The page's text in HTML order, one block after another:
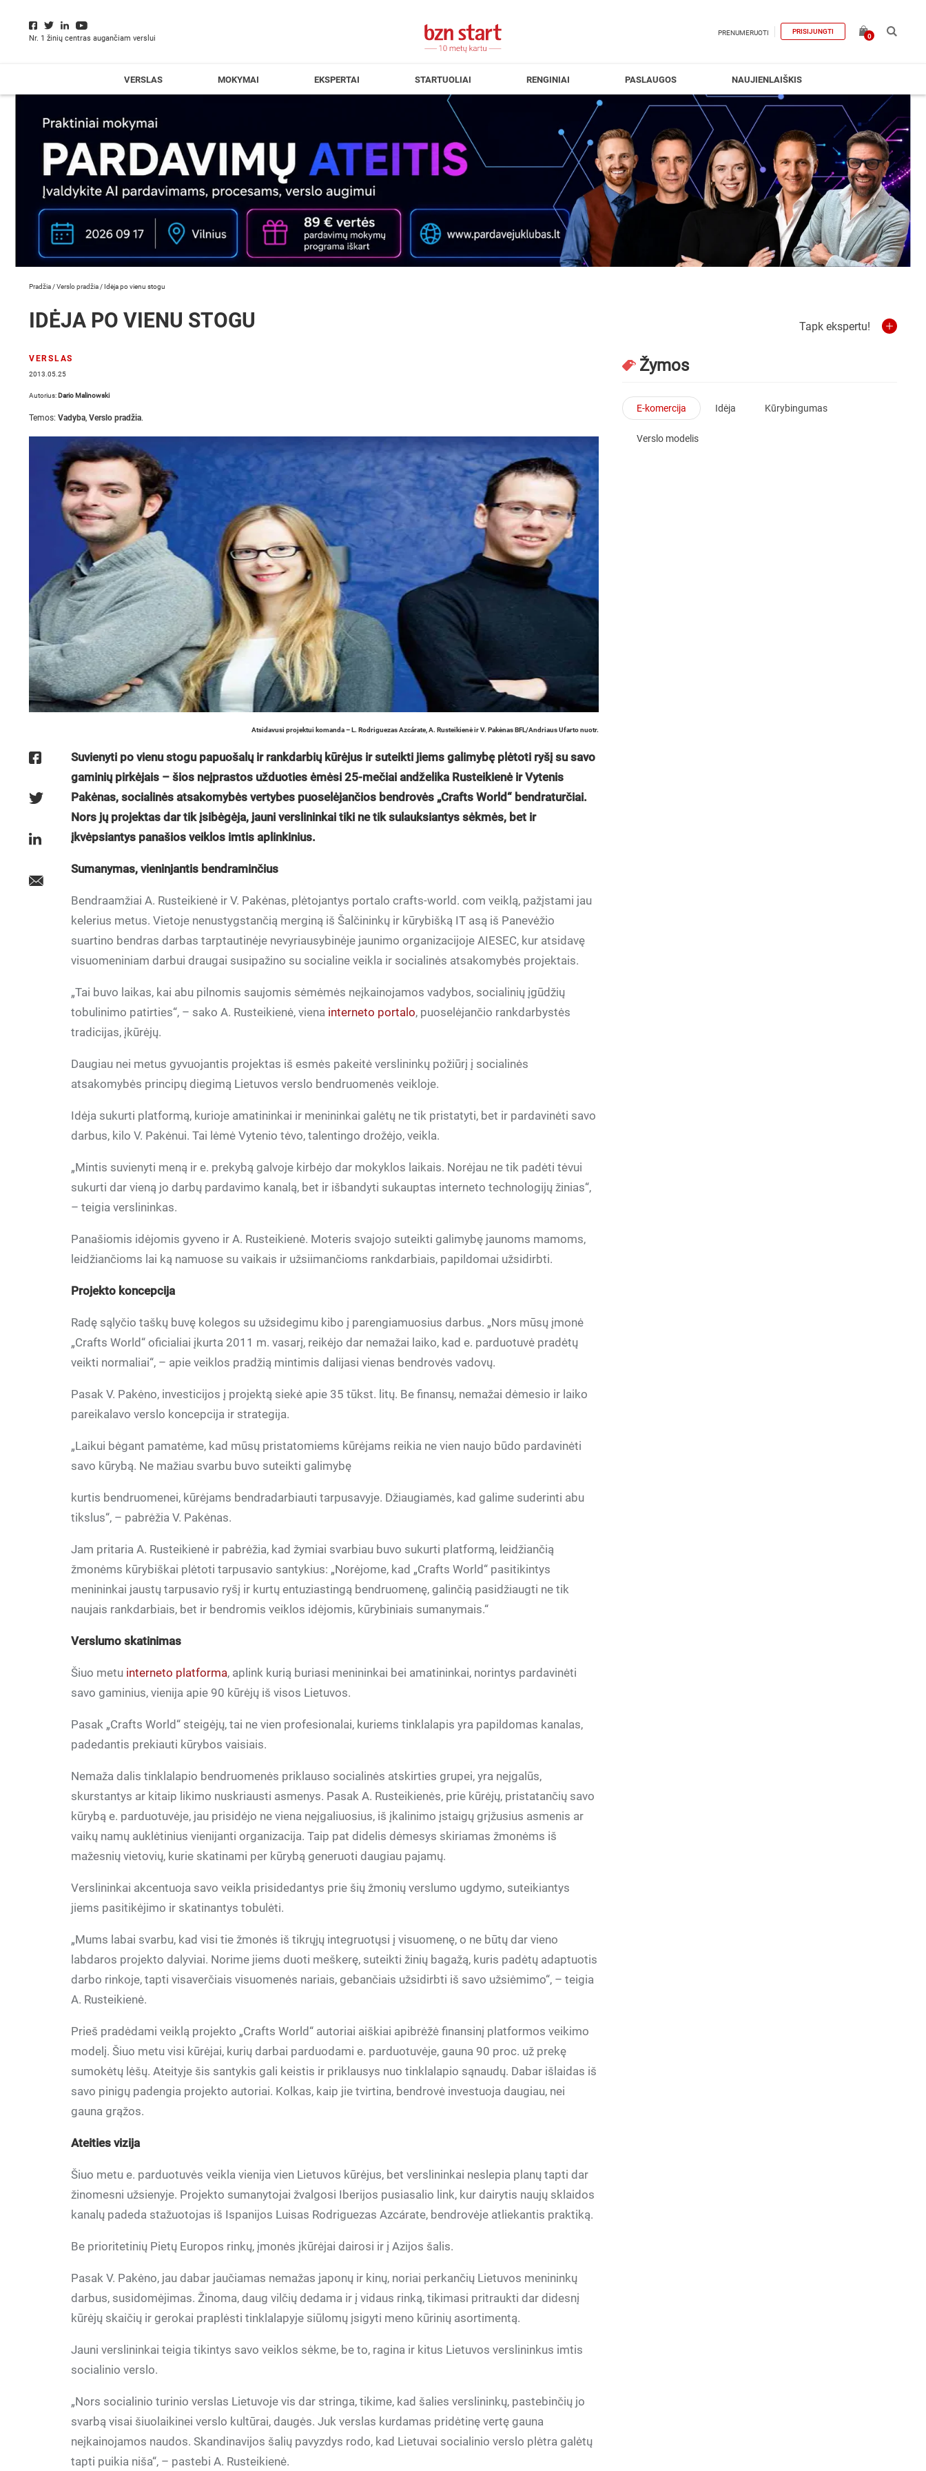
Nr. 1 žinių centras augančiam verslui
PRENUMERUOTI PRISIJUNGTI
0
VERSLAS MOKYMAI EKSPERTAI STARTUOLIAI RENGINIAI PASLAUGOS NAUJIENLAIŠKIS
Pradžia /Verslo pradžia / Idėja po vienu stogu
IDĖJA PO VIENU STOGU
VERSLAS
2013.05.25
Autorius: Dario Malinowski
Temos: Vadyba, Verslo pradžia.
Atsidavusi projektui komanda – L. Rodriguezas Azcárate, A. Rusteikienė ir V. Pakėnas BFL/Andriaus Ufarto nuotr.
Suvienyti po vienu stogu papuošalų ir rankdarbių kūrėjus ir suteikti jiems galimybę plėtoti ryšį su savo
gaminių pirkėjais – šios neįprastos užduoties ėmėsi 25-mečiai andželika Rusteikienė ir Vytenis
Pakėnas, socialinės atsakomybės vertybes puoselėjančios bendrovės „Crafts World“ bendraturčiai.
Nors jų projektas dar tik įsibėgėja, jauni verslininkai tiki ne tik sulauksiantys sėkmės, bet ir
įkvėpsiantys panašios veiklos imtis aplinkinius.
Sumanymas, vieninjantis bendraminčius
Bendraamžiai A. Rusteikienė ir V. Pakėnas, plėtojantys portalo crafts-world. com veiklą, pažįstami jau
kelerius metus. Vietoje nenustygstančią merginą iš Šalčininkų ir kūrybišką IT asą iš Panevėžio
suartino bendras darbas tarptautinėje nevyriausybinėje jaunimo organizacijoje AIESEC, kur atsidavę
visuomeniniam darbui draugai susipažino su socialine veikla ir socialinės atsakomybės projektais.
„Tai buvo laikas, kai abu pilnomis saujomis sėmėmės neįkainojamos vadybos, socialinių įgūdžių
tobulinimo patirties“, – sako A. Rusteikienė, viena interneto portalo, puoselėjančio rankdarbystės
tradicijas, įkūrėjų.
Daugiau nei metus gyvuojantis projektas iš esmės pakeitė verslininkų požiūrį į socialinės
atsakomybės principų diegimą Lietuvos verslo bendruomenės veikloje.
Idėja sukurti platformą, kurioje amatininkai ir menininkai galėtų ne tik pristatyti, bet ir pardavinėti savo
darbus, kilo V. Pakėnui. Tai lėmė Vytenio tėvo, talentingo drožėjo, veikla.
„Mintis suvienyti meną ir e. prekybą galvoje kirbėjo dar mokyklos laikais. Norėjau ne tik padėti tėvui
sukurti dar vieną jo darbų pardavimo kanalą, bet ir išbandyti sukauptas interneto technologijų žinias“,
– teigia verslininkas.
Panašiomis idėjomis gyveno ir A. Rusteikienė. Moteris svajojo suteikti galimybę jaunoms mamoms,
leidžiančioms lai ką namuose su vaikais ir užsiimančioms rankdarbiais, papildomai užsidirbti.
Projekto koncepcija
Radę sąlyčio taškų buvę kolegos su užsidegimu kibo į parengiamuosius darbus. „Nors mūsų įmonė
„Crafts World“ oficialiai įkurta 2011 m. vasarį, reikėjo dar nemažai laiko, kad e. parduotuvė pradėtų
veikti normaliai“, – apie veiklos pradžią mintimis dalijasi vienas bendrovės vadovų.
Pasak V. Pakėno, investicijos į projektą siekė apie 35 tūkst. litų. Be finansų, nemažai dėmesio ir laiko
pareikalavo verslo koncepcija ir strategija.
„Laikui bėgant pamatėme, kad mūsų pristatomiems kūrėjams reikia ne vien naujo būdo pardavinėti
savo kūrybą. Ne mažiau svarbu buvo suteikti galimybę
kurtis bendruomenei, kūrėjams bendradarbiauti tarpusavyje. Džiaugiamės, kad galime suderinti abu
tikslus“, – pabrėžia V. Pakėnas.
Jam pritaria A. Rusteikienė ir pabrėžia, kad žymiai svarbiau buvo sukurti platformą, leidžiančią
žmonėms kūrybiškai plėtoti tarpusavio santykius: „Norėjome, kad „Crafts World“ pasitikintys
menininkai jaustų tarpusavio ryšį ir kurtų entuziastingą bendruomenę, galinčią pasidžiaugti ne tik
naujais rankdarbiais, bet ir bendromis veiklos idėjomis, kūrybiniais sumanymais.“
Verslumo skatinimas
Šiuo metu interneto platforma, aplink kurią buriasi menininkai bei amatininkai, norintys pardavinėti
savo gaminius, vienija apie 90 kūrėjų iš visos Lietuvos.
Pasak „Crafts World“ steigėjų, tai ne vien profesionalai, kuriems tinklalapis yra papildomas kanalas,
padedantis prekiauti kūrybos vaisiais.
Nemaža dalis tinklalapio bendruomenės priklauso socialinės atskirties grupei, yra neįgalūs,
skurstantys ar kitaip likimo nuskriausti asmenys. Pasak A. Rusteikienės, prie kūrėjų, pristatančių savo
kūrybą e. parduotuvėje, jau prisidėjo ne viena neįgaliuosius, iš įkalinimo įstaigų grįžusius asmenis ar
vaikų namų auklėtinius vienijanti organizacija. Taip pat didelis dėmesys skiriamas žmonėms iš
mažesnių vietovių, kurie skatinami per kūrybą generuoti daugiau pajamų.
Verslininkai akcentuoja savo veikla prisidedantys prie šių žmonių verslumo ugdymo, suteikiantys
jiems pasitikėjimo ir skatinantys tobulėti.
„Mums labai svarbu, kad visi tie žmonės iš tikrųjų integruotųsi į visuomenę, o ne būtų dar vieno
labdaros projekto dalyviai. Norime jiems duoti meškerę, suteikti žinių bagažą, kuris padėtų adaptuotis
darbo rinkoje, tapti visaverčiais visuomenės nariais, gebančiais užsidirbti iš savo užsiėmimo“, – teigia
A. Rusteikienė.
Prieš pradėdami veiklą projekto „Crafts World“ autoriai aiškiai apibrėžė finansinį platformos veikimo
modelį. Šiuo metu visi kūrėjai, kurių darbai parduodami e. parduotuvėje, gauna 90 proc. už prekę
sumokėtų lėšų. Ateityje šis santykis gali keistis ir priklausys nuo tinklalapio sąnaudų. Dabar išlaidas iš
savo pinigų padengia projekto autoriai. Kolkas, kaip jie tvirtina, bendrovė investuoja daugiau, nei
gauna grąžos.
Ateities vizija
Šiuo metu e. parduotuvės veikla vienija vien Lietuvos kūrėjus, bet verslininkai neslepia planų tapti dar
žinomesni užsienyje. Projekto sumanytojai žvalgosi Iberijos pusiasalio link, kur dairytis naujų sklaidos
kanalų padeda stažuotojas iš Ispanijos Luisas Rodriguezas Azcárate, bendrovėje atliekantis praktiką.
Be prioritetinių Pietų Europos rinkų, įmonės įkūrėjai dairosi ir į Azijos šalis.
Pasak V. Pakėno, jau dabar jaučiamas nemažas japonų ir kinų, noriai perkančių Lietuvos menininkų
darbus, susidomėjimas. Žinoma, daug vilčių dedama ir į vidaus rinką, tikimasi pritraukti dar didesnį
kūrėjų skaičių ir gerokai praplėsti tinklalapyje siūlomų įsigyti meno kūrinių asortimentą.
Jauni verslininkai teigia tikintys savo veiklos sėkme, be to, ragina ir kitus Lietuvos verslininkus imtis
socialinio verslo.
„Nors socialinio turinio verslas Lietuvoje vis dar stringa, tikime, kad šalies verslininkų, pastebinčių jo
svarbą visai šiuolaikinei verslo kultūrai, daugės. Juk verslas kurdamas pridėtinę vertę gauna
neįkainojamos naudos. Skandinavijos šalių pavyzdys rodo, kad Lietuvai socialinio verslo plėtra galėtų
tapti puikia niša“, – pastebi A. Rusteikienė.
Tapk ekspertu!
Žymos
E-komercija Idėja Kūrybingumas
Verslo modelis